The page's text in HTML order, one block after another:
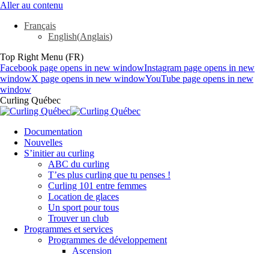
Aller au contenu
Français
English(Anglais)
Top Right Menu (FR)
Facebook page opens in new windowInstagram page opens in new
windowX page opens in new windowYouTube page opens in new
window
Curling Québec
Documentation
Nouvelles
S’initier au curling
ABC du curling
T’es plus curling que tu penses !
Curling 101 entre femmes
Location de glaces
Un sport pour tous
Trouver un club
Programmes et services
Programmes de développement
Ascension